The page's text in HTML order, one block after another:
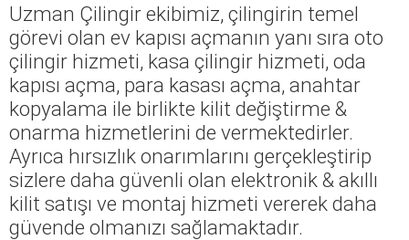
Uzman Çilingir ekibimiz, çilingirin temel
görevi olan ev kapısı açmanın yanı sıra oto
çilingir hizmeti, kasa çilingir hizmeti, oda
kapısı açma, para kasası açma, anahtar
kopyalama ile birlikte kilit değiştirme &
onarma hizmetlerini de vermektedirler.
Ayrıca hırsızlık onarımlarını gerçekleştirip
sizlere daha güvenli olan elektronik & akıllı
kilit satışı ve montaj hizmeti vererek daha
güvende olmanızı sağlamaktadır.